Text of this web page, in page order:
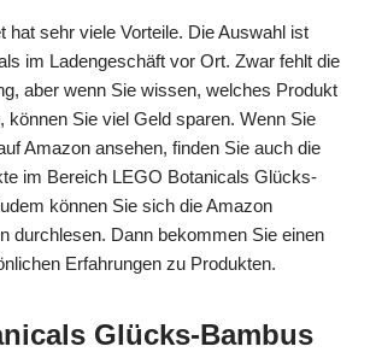
hat sehr viele Vorteile. Die Auswahl ist
im Ladengeschäft vor Ort. Zwar fehlt die
aber wenn Sie wissen, welches Produkt
können Sie viel Geld sparen. Wenn Sie
Amazon ansehen, finden Sie auch die
im Bereich LEGO Botanicals Glücks-
können Sie sich die Amazon
durchlesen. Dann bekommen Sie einen
Erfahrungen zu Produkten.
Glücks-Bambus